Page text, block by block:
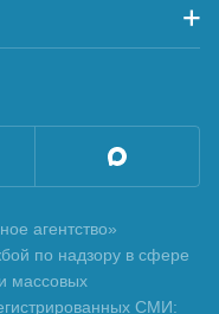
агентство»
по надзору в сфере
массовых
СМИ: